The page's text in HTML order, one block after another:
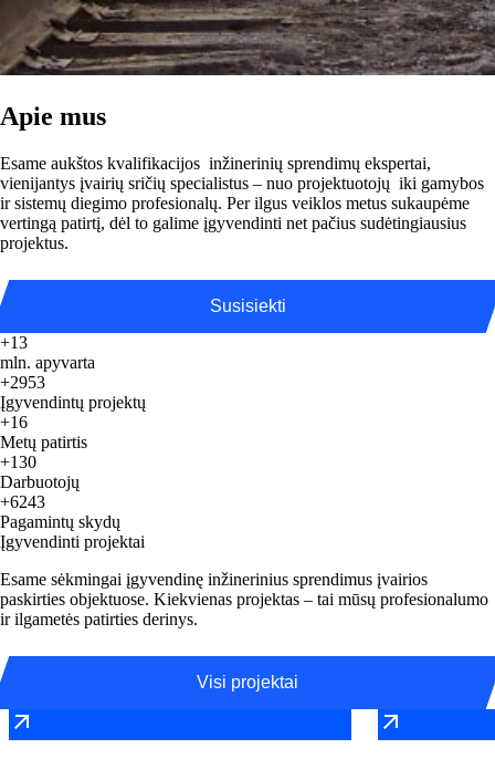
Apie mus
Esame aukštos kvalifikacijos inžinerinių sprendimų ekspertai,
vienijantys įvairių sričių specialistus – nuo projektuotojų iki gamybos
ir sistemų diegimo profesionalų. Per ilgus veiklos metus sukaupėme
vertingą patirtį, dėl to galime įgyvendinti net pačius sudėtingiausius
projektus.
Susisiekti
+13
mln. apyvarta
+2953
Įgyvendintų projektų
+16
Metų patirtis
+130
Darbuotojų
+6243
Pagamintų skydų
Įgyvendinti projektai
Esame sėkmingai įgyvendinę inžinerinius sprendimus įvairios
paskirties objektuose. Kiekvienas projektas – tai mūsų profesionalumo
ir ilgametės patirties derinys.
Visi projektai